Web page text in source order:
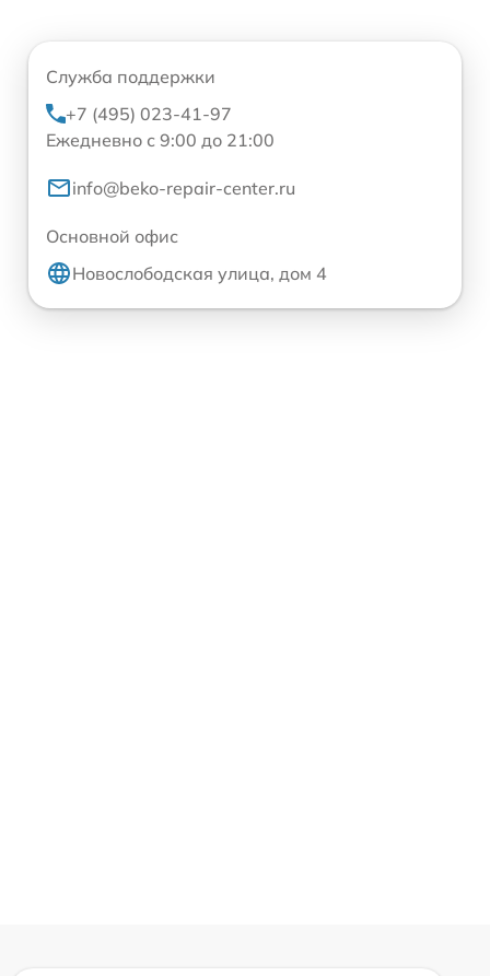
Служба поддержки
+7 (495) 023-41-97
Ежедневно с 9:00 до 21:00
info@beko-repair-center.ru
Основной офис
Новослободская улица, дом 4